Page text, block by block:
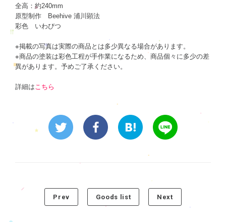
全高：約240mm
原型制作 Beehive 浦川顕法
彩色 いわびつ
※掲載の写真は実際の商品とは多少異なる場合があります。
※商品の塗装は彩色工程が手作業になるため、商品個々に多少の差
異があります。予めご了承ください。
詳細は こちら
Prev Goods list Next